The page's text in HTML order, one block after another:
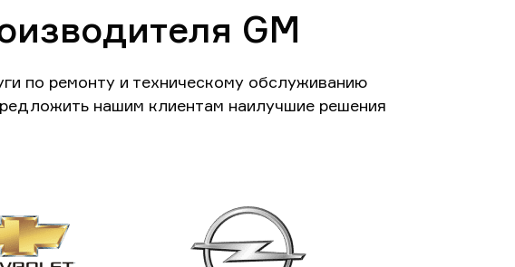
GM
по ремонту и техническому обслуживанию
нашим клиентам наилучшие решения